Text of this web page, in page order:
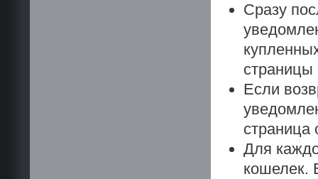
Сразу
страницы
Если
страница
Для
кошелек.